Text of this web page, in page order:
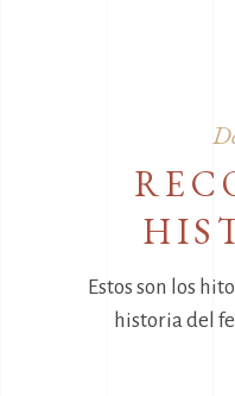
Estos son los
historia del